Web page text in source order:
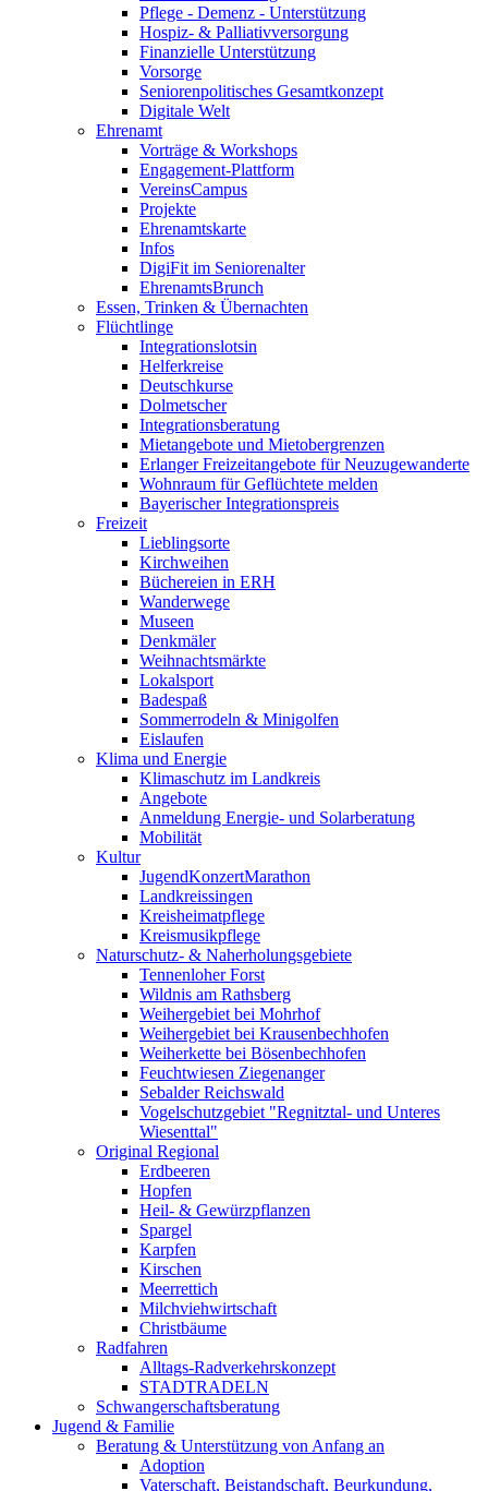
Pflege - Demenz - Unterstützung
Hospiz- & Palliativversorgung
Finanzielle Unterstützung
Vorsorge
Seniorenpolitisches Gesamtkonzept
Digitale Welt
Ehrenamt
Vorträge & Workshops
Engagement-Plattform
VereinsCampus
Projekte
Ehrenamtskarte
Infos
DigiFit im Seniorenalter
EhrenamtsBrunch
Essen, Trinken & Übernachten
Flüchtlinge
Integrationslotsin
Helferkreise
Deutschkurse
Dolmetscher
Integrationsberatung
Mietangebote und Mietobergrenzen
Erlanger Freizeitangebote für Neuzugewanderte
Wohnraum für Geflüchtete melden
Bayerischer Integrationspreis
Freizeit
Lieblingsorte
Kirchweihen
Büchereien in ERH
Wanderwege
Museen
Denkmäler
Weihnachtsmärkte
Lokalsport
Badespaß
Sommerrodeln & Minigolfen
Eislaufen
Klima und Energie
Klimaschutz im Landkreis
Angebote
Anmeldung Energie- und Solarberatung
Mobilität
Kultur
JugendKonzertMarathon
Landkreissingen
Kreisheimatpflege
Kreismusikpflege
Naturschutz- & Naherholungsgebiete
Tennenloher Forst
Wildnis am Rathsberg
Weihergebiet bei Mohrhof
Weihergebiet bei Krausenbechhofen
Weiherkette bei Bösenbechhofen
Feuchtwiesen Ziegenanger
Sebalder Reichswald
Vogelschutzgebiet "Regnitztal- und Unteres
Wiesenttal"
Original Regional
Erdbeeren
Hopfen
Heil- & Gewürzpflanzen
Spargel
Karpfen
Kirschen
Meerrettich
Milchviehwirtschaft
Christbäume
Radfahren
Alltags-Radverkehrskonzept
STADTRADELN
Schwangerschaftsberatung
Jugend & Familie
Beratung & Unterstützung von Anfang an
Adoption
Vaterschaft, Beistandschaft, Beurkundung,